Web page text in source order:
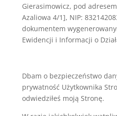
Gierasimowicz, pod
Azaliowa 4/1], NIP:
dokumentem
Ewidencji i Informacji o
Dbam o bezpieczeństwo
prywatność Użytkownika
odwiedziłeś moją Stronę.